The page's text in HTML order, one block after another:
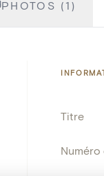
PHOTOS (1)
Titre